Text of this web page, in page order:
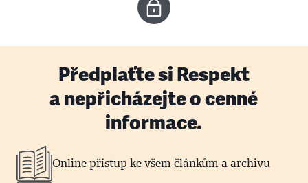
Předplaťte si Respekt
a nepřicházejte o cenné
informace.
Online přístup ke všem článkům a archivu